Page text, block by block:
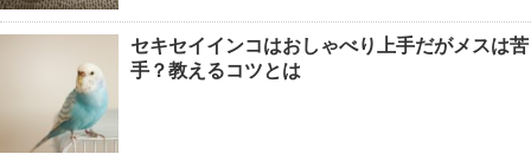
セキセイインコはおしゃべり上手だがメスは苦
手？教えるコツとは